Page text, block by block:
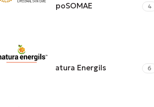
LipoSOMAE 4
Natura Energils 6